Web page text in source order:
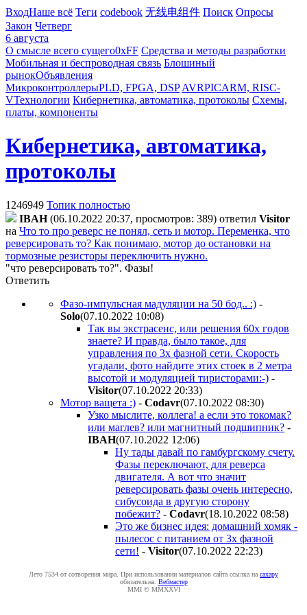
ВходНаше всё Теги codebook 无线电组件 Поиск Опросы
Закон Четверг
6 августа
О смысле всего сущего0xFF Средства и методы разработки
Мобильная и беспроводная связь Блошиный
рынокОбъявления
МикроконтроллерыPLD, FPGA, DSP AVRPICARM, RISC-
VТехнологии Кибернетика, автоматика, протоколы Схемы,
платы, компоненты
Кибернетика, автоматика,
протоколы
1246949 Топик полностью
IBAH (06.10.2022 20:37, просмотров: 389) ответил Visitor
на Что то про реверс не понял, сеть и мотор. Переменка, что
реверсировать то? Как понимаю, мотор до остановки на
тормозные резисторы переключить нужно.
"что реверсировать то?". Фазы!
Ответить
Фазо-импульсная мадуляции на 50 бод.. :) -
Solo(07.10.2022 10:08)
Так вы экстрасенс, или решения 60х годов
знаете? И правда, было такое, для
управления по 3х фазной сети. Скорость
угадали, фото найдите этих стоек в 2 метра
высотой и модуляцией тиристорами:-) -
Visitor(07.10.2022 20:33)
Мотор ващета :) - Codavr(07.10.2022 08:30)
Узко мыслите, коллега! а если это токомак?
или маглев? или магнитный подшипник? -
IBAH(07.10.2022 12:06)
Ну тады давай по гамбургскому счету.
Фазы переключают, для реверса
двигателя. А вот что значит
реверсировать фазы очень интересно,
сибусоида в другую сторону
побежит? - Codavr(18.10.2022 08:58)
Это же бизнес идея: домашний хомяк -
пылесос с питанием от 3х фазной
сети! - Visitor(07.10.2022 22:23)
Лето 7534 от сотворения мира. При использовании материалов сайта ссылка на caxapу
обязательна. Вебмастер
MMI © MMXXVI